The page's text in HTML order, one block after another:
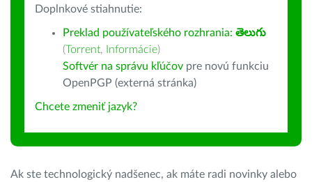
Doplnkové stiahnutie:
Preklad používateľského rozhrania: తెలుగు
(Torrent, Informácie)
Softvér na správu kľúčov pre novú funkciu
OpenPGP (externá stránka)
Chcete zmeniť jazyk?
Ak ste technologický nadšenec, ak máte radi novinky alebo